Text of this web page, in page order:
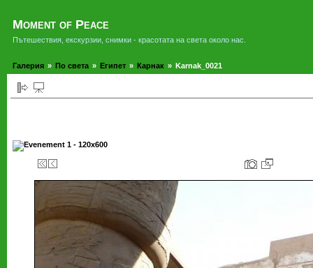
Moment of Peace
Пътешествия, екскурзии, снимки - красотата на света около нас.
Галерия » По света » Египет » Карнак » Karnak_0021